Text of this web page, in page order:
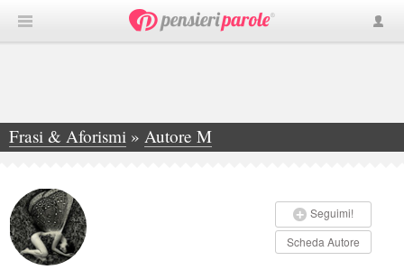
Frasi & Aforismi » Autore M
»Monica Cannatella
Seguimi!
Scheda Autore